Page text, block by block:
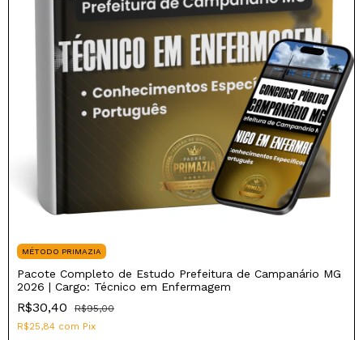
MÉTODO PRIMAZIA
Pacote Completo de Estudo Prefeitura de Campanário MG
2026 | Cargo: Técnico em Enfermagem
R$30,40
R$95,00
R$25,84 com Pix